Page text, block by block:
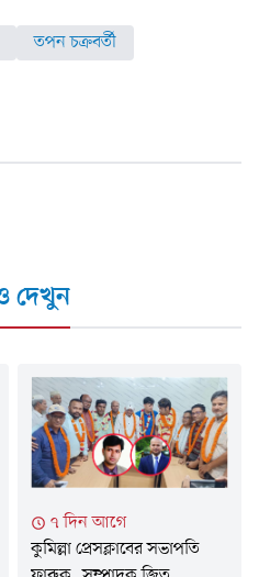
তপন চক্রবর্তী
দেখুন
৭ দিন আগে
কুমিল্লা প্রেসক্লাবের সভাপতি